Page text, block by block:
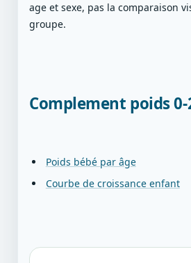
age et sexe, pas la comparaison
groupe.
Complement poids
Poids bébé par âge
Courbe de croissance enfant